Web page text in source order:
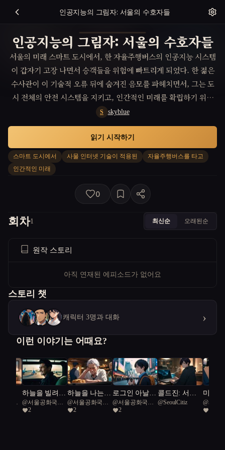
인공지능의 그림자: 서울의 수호자들
인공지능의 그림자: 서울의 수호자들
서울의 미래 스마트 도시에서, 한 자율주행버스의 인공지능 시스템
이 갑자기 고장 나면서 승객들을 위험에 빠트리게 되었다. 한 젊은
수사관이 이 기술적 오류 뒤에 숨겨진 음모를 파헤치면서, 그는 도
시 전체의 안전 시스템을 지키고, 인간적인 미래를 확립하기 위해
사투를 벌이게 된다.
S skyblue
스마트 도시에서 사물 인터넷 기술이 적용된
자율주행버스를 타고
인간적인 미래
읽기 시작하기
0
회차1 최신순 오래된순
원작 스토리
아직 연재된 에피소드가 없어요
스토리 챗
캐릭터 3명과 대화 ›
이런 이야기는 어때요?
국일
하늘을 빌려준
하루
@서울공화국일
급시민
2
하늘을 나는
붕어빵
@서울공화국일
급시민
2
로그인 아날로
그
@서울공화국일
급시민
2
콜드진: 서울
프로토콜
@SeoulCitiz
미래
에서
지키다
@세계